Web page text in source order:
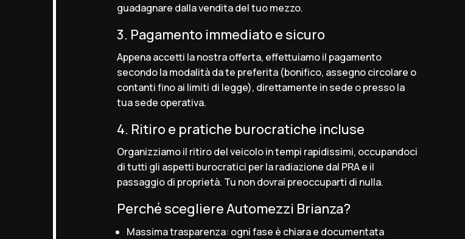
guadagnare dalla vendita del tuo mezzo.
3. Pagamento immediato e sicuro
Appena accetti la nostra offerta, effettuiamo il pagamento
secondo la modalità da te preferita (bonifico, assegno circolare o
contanti fino ai limiti di legge), direttamente in sede o presso la
tua sede operativa.
4. Ritiro e pratiche burocratiche incluse
Organizziamo il ritiro del veicolo in tempi rapidissimi, occupandoci
di tutti gli aspetti burocratici per la radiazione dal PRA e il
passaggio di proprietà. Tu non dovrai preoccuparti di nulla.
Perché scegliere Automezzi Brianza?
Massima trasparenza: ogni fase è chiara e documentata